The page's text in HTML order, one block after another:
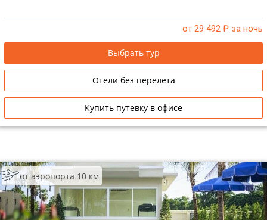
от 29 492 ₽ за ночь
Выбрать тур
Отели без перелета
Купить путевку в офисе
от аэропорта 10 км